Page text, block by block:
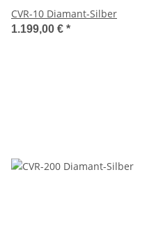
CVR-10 Diamant-Silber
1.199,00 € *